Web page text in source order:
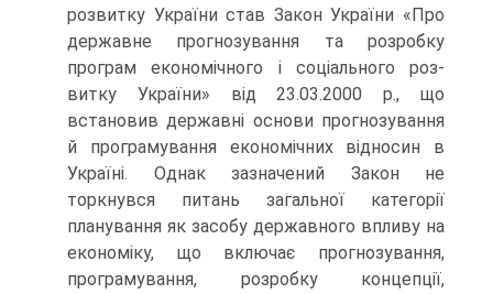
розвитку України став Закон України «Про
державне прогнозування та розробку
програм економічного і соціального роз­
витку України» від 23.03.2000 p., що
встановив державні основи прогнозування
й програмування економічних відносин в
Україні. Однак зазначений Закон не
торкнувся питань загальної категорії
планування як засобу державного впливу на
економіку, що включає прогнозування,
програмування, розробку концепції,